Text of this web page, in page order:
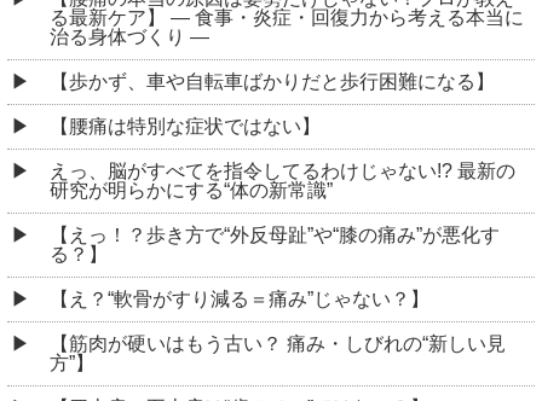
る最新ケア】 ― 食事・炎症・回復力から考える本当に
治る身体づくり ―
【歩かず、車や自転車ばかりだと歩行困難になる】
【腰痛は特別な症状ではない】
えっ、脳がすべてを指令してるわけじゃない!? 最新の
研究が明らかにする“体の新常識”
【えっ！？歩き方で“外反母趾”や“膝の痛み”が悪化す
る？】
【え？“軟骨がすり減る＝痛み”じゃない？】
【筋肉が硬いはもう古い？ 痛み・しびれの“新しい見
方”】